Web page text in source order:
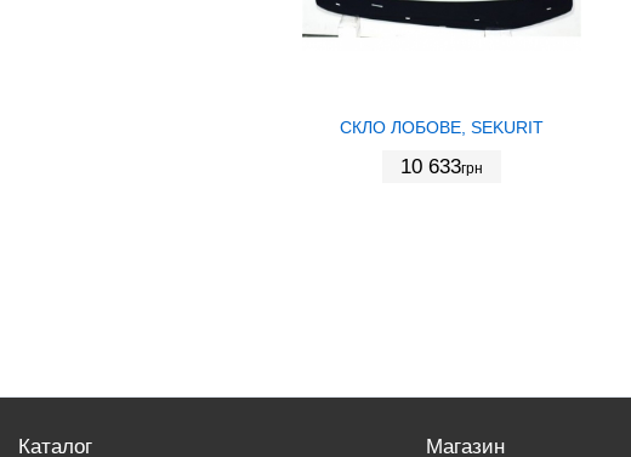
СКЛО ЛОБОВЕ, SEKURIT
10 633грн
Каталог Магазин